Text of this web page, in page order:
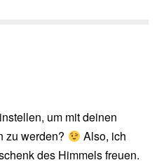
um mit deinen
zu werden?
Also, ich
des Himmels freuen.